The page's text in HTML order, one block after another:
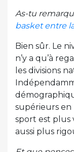
As-tu
basket entre
Bien sûr. Le
n’y a qu’à
les divisions
supérieurs
sport est plus
aussi plus